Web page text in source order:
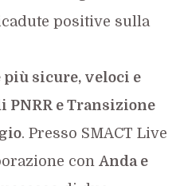
positive sulla
più sicure, veloci e
e Transizione
. Presso SMACT Live
con Anda e